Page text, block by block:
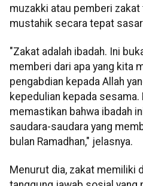
muzakki atau pemberi
mustahik secara tepat
"Zakat adalah ibadah. Ini
memberi dari apa yang kita
pengabdian kepada Allah
kepedulian kepada sesama.
memastikan bahwa ibadah
saudara-saudara yang
bulan Ramadhan," jelasnya.
Menurut dia, zakat memiliki